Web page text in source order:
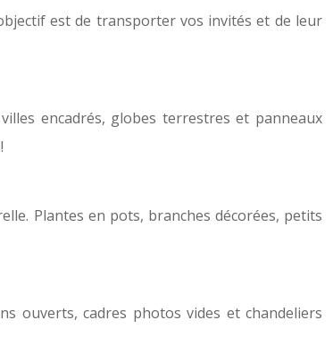
est de transporter vos invités et de leur
encadrés, globes terrestres et panneaux
Plantes en pots, branches décorées, petits
ouverts, cadres photos vides et chandeliers